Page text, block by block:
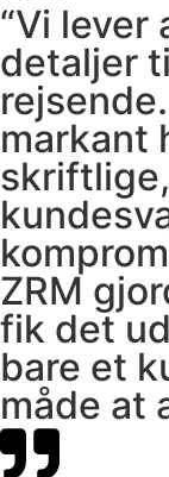
“Vi lever
detaljer
markant
ZRM
fik det
bare et
måde at